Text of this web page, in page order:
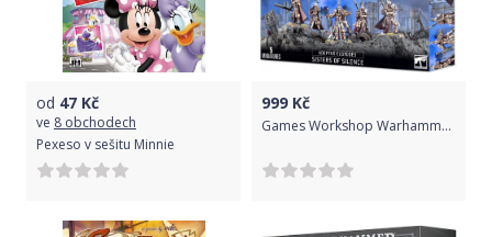
od 47 Kč
ve 8 obchodech
Pexeso v sešitu Minnie
999 Kč
Games Workshop Warhammer 40,000 - Sisters of Silence